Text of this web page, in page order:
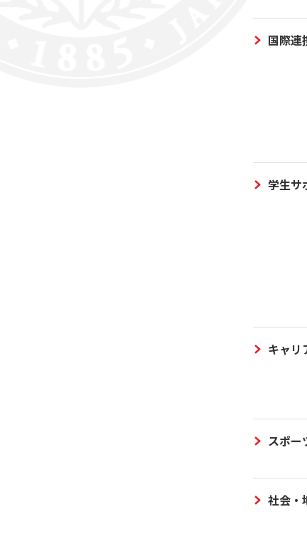
国際連
学生サ
キャリ
スポー
社会・